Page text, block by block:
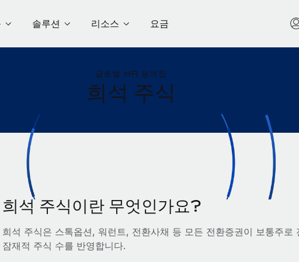
솔루션 리소스 요금
글로벌 HR 용어집
희석 주식
희석 주식이란 무엇인가요?
희석 주식은 스톡옵션, 워런트, 전환사채 등 모든 전환증권이 보통주로
잠재적 주식 수를 반영합니다.